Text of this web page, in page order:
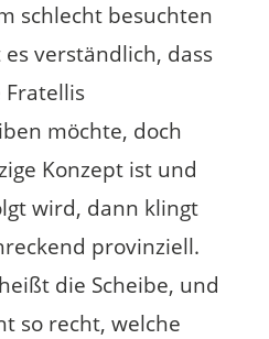
schlecht besuchten
verständlich, dass
Fratellis
möchte, doch
Konzept ist und
wird, dann klingt
provinziell.
die Scheibe, und
so recht, welche